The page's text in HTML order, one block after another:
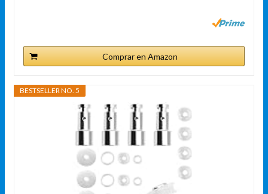
Comprar en Amazon
BESTSELLER NO. 5